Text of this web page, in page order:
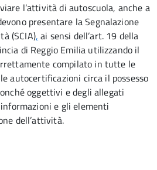
l’attività di autoscuola, anche a
presentare la Segnalazione
(SCIA), ai sensi dell’art. 19 della
di Reggio Emilia utilizzando il
compilato in tutte le
autocertificazioni circa il possesso
oggettivi e degli allegati
e gli elementi
dell’attività.